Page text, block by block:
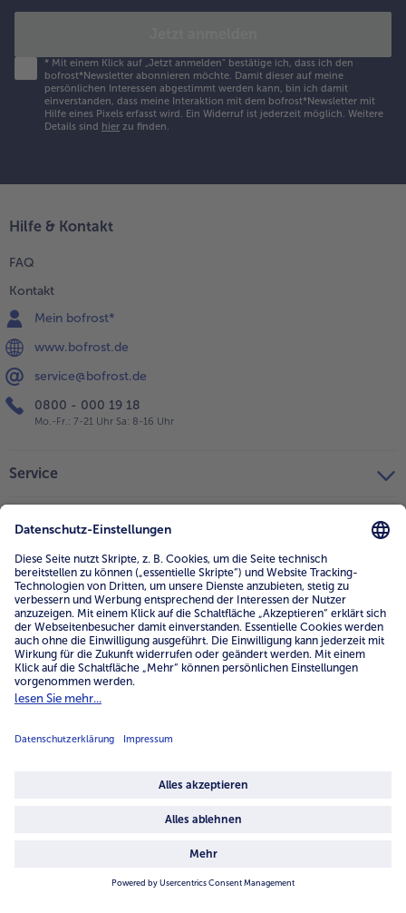
* Mit einem Klick auf „Jetzt anmelden" bestätige ich, dass ich den
bofrost*Newsletter abonnieren möchte. Damit dieser auf meine
persönlichen Interessen abgestimmt werden kann, bin ich damit
einverstanden, dass meine Interaktion mit dem bofrost*Newsletter mit
Hilfe eines Pixels erfasst wird. Ein Widerruf ist jederzeit möglich. Weitere
Details sind hier zu finden.
Hilfe & Kontakt
FAQ
Kontakt
Mein bofrost*
www.bofrost.de
service@bofrost.de
0800 - 000 19 18
Mo.-Fr.: 7-21 Uhr Sa: 8-16 Uhr
Service
Über uns
Land / Sprache wählen